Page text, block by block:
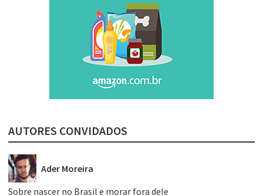
AUTORES CONVIDADOS
Ader Moreira
Sobre nascer no Brasil e morar fora dele